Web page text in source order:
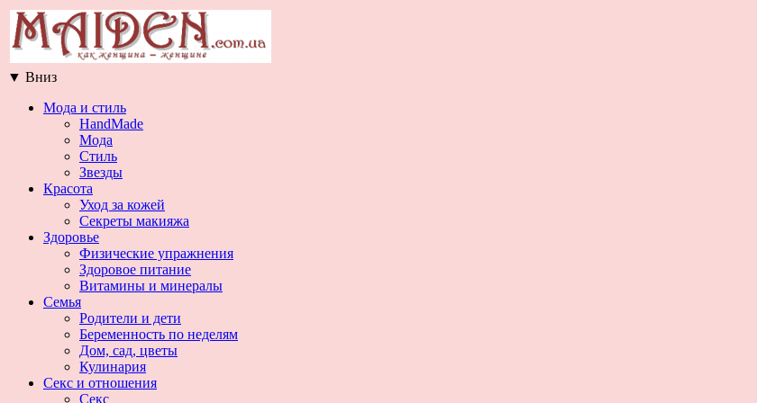
▼ Вниз
Мода и стиль
HandMade
Мода
Стиль
Звезды
Красота
Уход за кожей
Секреты макияжа
Здоровье
Физические упражнения
Здоровое питание
Витамины и минералы
Семья
Родители и дети
Беременность по неделям
Дом, сад, цветы
Кулинария
Секс и отношения
Секс